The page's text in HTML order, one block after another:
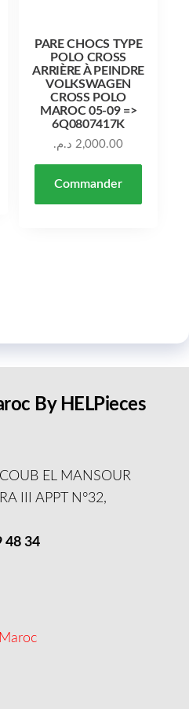
PARE CHOCS TYPE
POLO CROSS
ARRIÈRE À PEINDRE
VOLKSWAGEN
CROSS POLO
MAROC 05-09 =>
6Q0807417K
2,000.00 د.م.
Commander
By HELPieces
EL MANSOUR
III APPT N°32,
48 34